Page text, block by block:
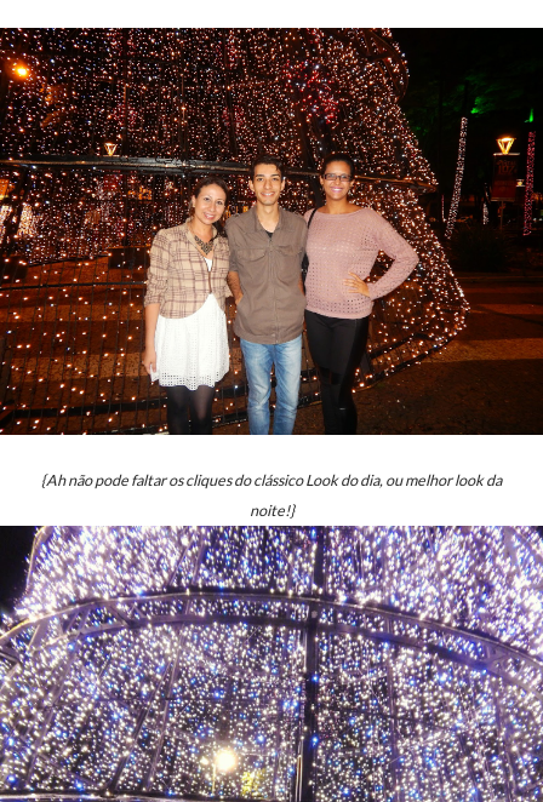
{Ah não pode faltar os cliques do clássico Look do dia, ou melhor look da
noite!}